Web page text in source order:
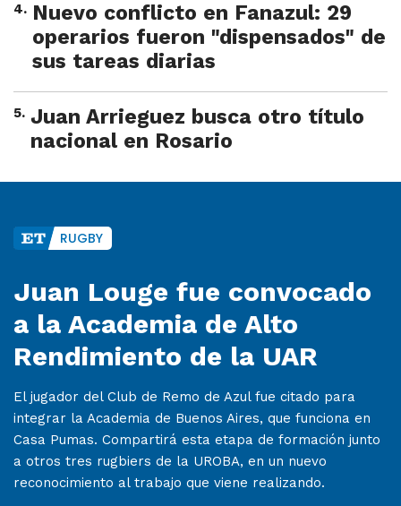
4. Nuevo conflicto en Fanazul: 29
operarios fueron "dispensados" de
sus tareas diarias
5. Juan Arrieguez busca otro título
nacional en Rosario
RUGBY
Juan Louge fue convocado
a la Academia de Alto
Rendimiento de la UAR
El jugador del Club de Remo de Azul fue citado para
integrar la Academia de Buenos Aires, que funciona en
Casa Pumas. Compartirá esta etapa de formación junto
a otros tres rugbiers de la UROBA, en un nuevo
reconocimiento al trabajo que viene realizando.